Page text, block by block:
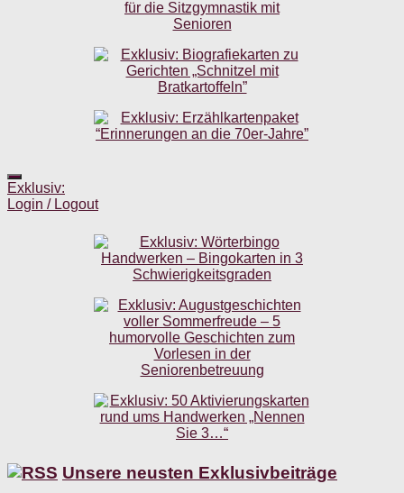
Exklusiv:
Login / Logout
Unsere neusten Exklusivbeiträge